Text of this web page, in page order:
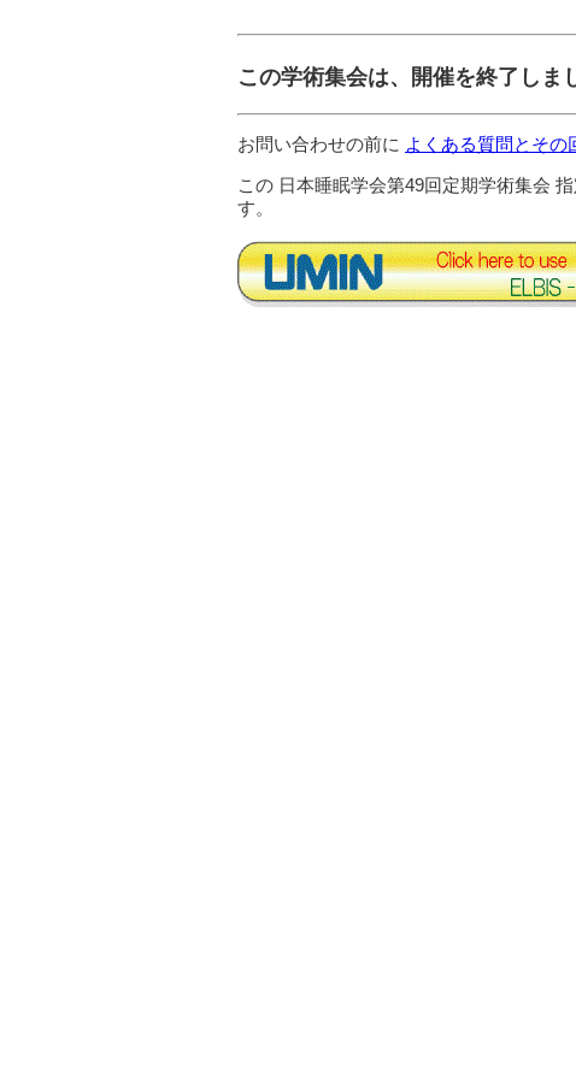
この学術集会は、開催を終了しま
お問い合わせの前に よくある質問とその
この 日本睡眠学会第49回定期学術集会
す。